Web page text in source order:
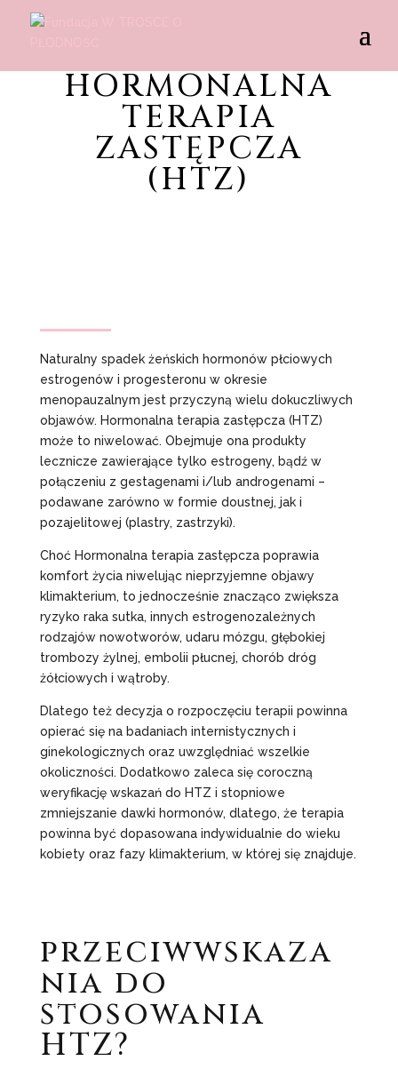
HORMONALNA
TERAPIA
ZASTĘPCZA
(HTZ)
Naturalny spadek żeńskich hormonów płciowych
estrogenów i progesteronu w okresie
menopauzalnym jest przyczyną wielu dokuczliwych
objawów. Hormonalna terapia zastępcza (HTZ)
może to niwelować. Obejmuje ona produkty
lecznicze zawierające tylko estrogeny, bądź w
połączeniu z gestagenami i/lub androgenami –
podawane zarówno w formie doustnej, jak i
pozajelitowej (plastry, zastrzyki).
Choć Hormonalna terapia zastępcza poprawia
komfort życia niwelując nieprzyjemne objawy
klimakterium, to jednocześnie znacząco zwiększa
ryzyko raka sutka, innych estrogenozależnych
rodzajów nowotworów, udaru mózgu, głębokiej
trombozy żylnej, embolii płucnej, chorób dróg
żółciowych i wątroby.
Dlatego też decyzja o rozpoczęciu terapii powinna
opierać się na badaniach internistycznych i
ginekologicznych oraz uwzględniać wszelkie
okoliczności. Dodatkowo zaleca się coroczną
weryfikację wskazań do HTZ i stopniowe
zmniejszanie dawki hormonów, dlatego, że terapia
powinna być dopasowana indywidualnie do wieku
kobiety oraz fazy klimakterium, w której się znajduje.
przeciwwskaza
nia do
stosowania
HTZ?